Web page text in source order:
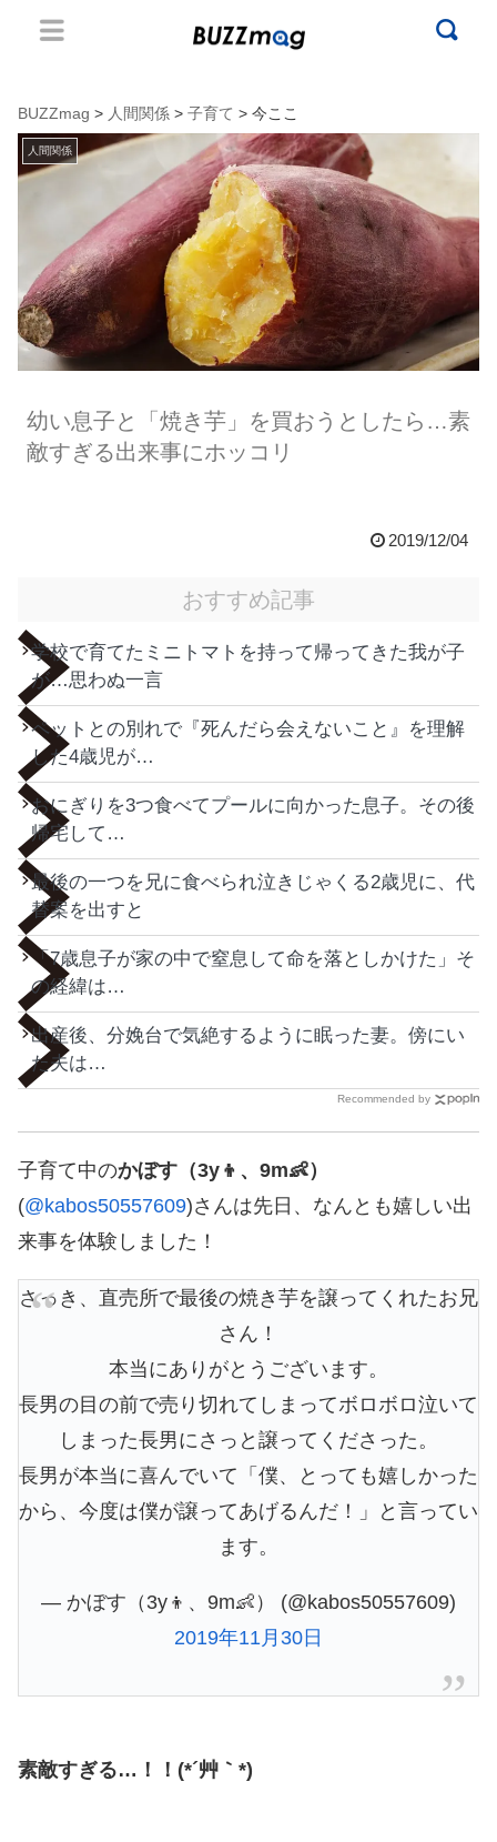
BUZZmag > 人間関係 > 子育て > 今ここ
人間関係
幼い息子と「焼き芋」を買おうとしたら…素
敵すぎる出来事にホッコリ
2019/12/04
おすすめ記事
学校で育てたミニトマトを持って帰ってきた我が子
が…思わぬ一言
ペットとの別れで『死んだら会えないこと』を理解
した4歳児が…
おにぎりを3つ食べてプールに向かった息子。その後
帰宅して…
最後の一つを兄に食べられ泣きじゃくる2歳児に、代
替案を出すと
「7歳息子が家の中で窒息して命を落としかけた」そ
の経緯は…
出産後、分娩台で気絶するように眠った妻。傍にい
た夫は…
Recommended by
子育て中のかぼす（3y👦、9m👶）
(@kabos50557609)さんは先日、なんとも嬉しい出
来事を体験しました！
さっき、直売所で最後の焼き芋を譲ってくれたお兄
さん！
本当にありがとうございます。
長男の目の前で売り切れてしまってボロボロ泣いて
しまった長男にさっと譲ってくださった。
長男が本当に喜んでいて「僕、とっても嬉しかった
から、今度は僕が譲ってあげるんだ！」と言ってい
ます。
— かぼす（3y👦、9m👶） (@kabos50557609)
2019年11月30日
素敵すぎる…！！(*´艸｀*)